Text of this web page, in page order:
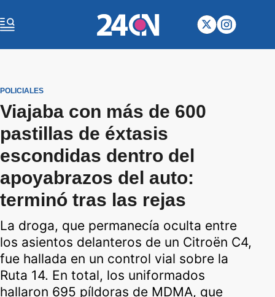
POLICIALES
Viajaba con más de 600
pastillas de éxtasis
escondidas dentro del
apoyabrazos del auto:
terminó tras las rejas
La droga, que permanecía oculta entre
los asientos delanteros de un Citroën C4,
fue hallada en un control vial sobre la
Ruta 14. En total, los uniformados
hallaron 695 píldoras de MDMA, que